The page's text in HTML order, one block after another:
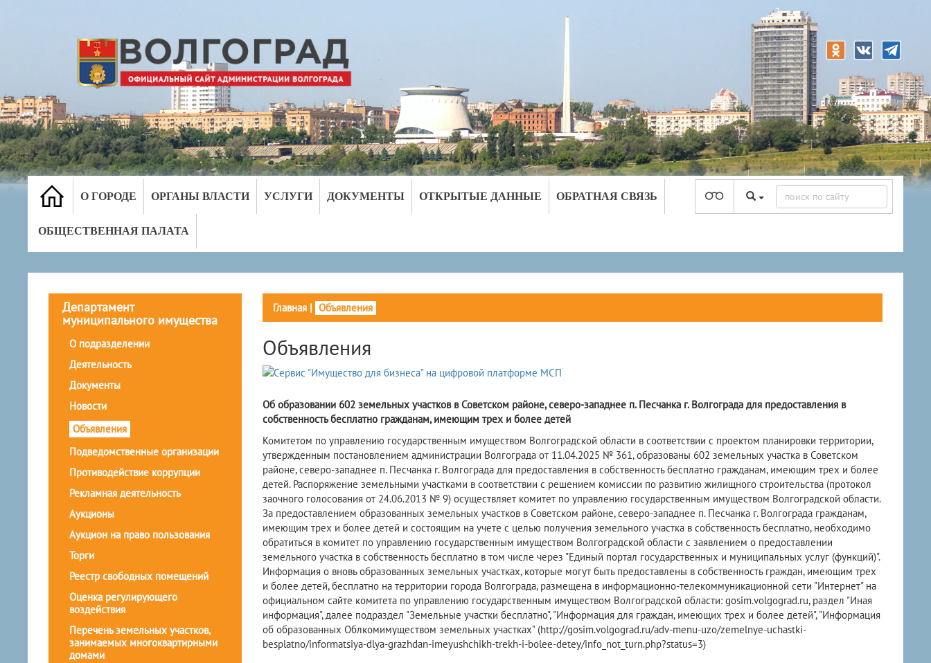
О ГОРОДЕ ОРГАНЫ ВЛАСТИ УСЛУГИ ДОКУМЕНТЫ ОТКРЫТЫЕ ДАННЫЕ ОБРАТНАЯ СВЯЗЬ
ОБЩЕСТВЕННАЯ ПАЛАТА
Департамент
муниципального имущества
О подразделении
Деятельность
Документы
Новости
Объявления
Подведомственные организации
Противодействие коррупции
Рекламная деятельность
Аукционы
Аукцион на право пользования
Торги
Реестр свободных помещений
Оценка регулирующего
воздействия
Перечень земельных участков,
занимаемых многоквартирными
домами
Главная| Объявления
Объявления
Об образовании 602 земельных участков в Советском районе, северо-западнее п. Песчанка г. Волгограда для предоставления в
собственность бесплатно гражданам, имеющим трех и более детей
Комитетом по управлению государственным имуществом Волгоградской области в соответствии с проектом планировки территории,
утвержденным постановлением администрации Волгограда от 11.04.2025 № 361, образованы 602 земельных участка в Советском
районе, северо-западнее п. Песчанка г. Волгограда для предоставления в собственность бесплатно гражданам, имеющим трех и более
детей. Распоряжение земельными участками в соответствии с решением комиссии по развитию жилищного строительства (протокол
заочного голосования от 24.06.2013 № 9) осуществляет комитет по управлению государственным имуществом Волгоградской области.
За предоставлением образованных земельных участков в Советском районе, северо-западнее п. Песчанка г. Волгограда гражданам,
имеющим трех и более детей и состоящим на учете с целью получения земельного участка в собственность бесплатно, необходимо
обратиться в комитет по управлению государственным имуществом Волгоградской области с заявлением о предоставлении
земельного участка в собственность бесплатно в том числе через "Единый портал государственных и муниципальных услуг (функций)".
Информация о вновь образованных земельных участках, которые могут быть предоставлены в собственность граждан, имеющим трех
и более детей, бесплатно на территории города Волгограда, размещена в информационно-телекоммуникационной сети "Интернет" на
официальном сайте комитета по управлению государственным имуществом Волгоградской области: gosim.volgograd.ru, раздел "Иная
информация", далее подраздел "Земельные участки бесплатно", "Информация для граждан, имеющих трех и более детей", "Информация
об образованных Облкомимуществом земельных участках" (http://gosim.volgograd.ru/adv-menu-uzo/zemelnye-uchastki-
besplatno/informatsiya-dlya-grazhdan-imeyushchikh-trekh-i-bolee-detey/info_not_turn.php?status=3)